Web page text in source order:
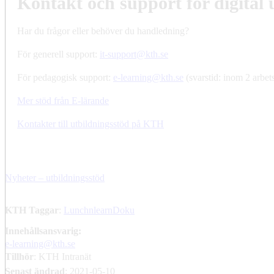
Har du frågor eller behöver du handledning?
För generell support: it-support@kth.se
För pedagogisk support: e-learning@kth.se (svarstid: inom 2
Mer stöd från E-lärande
Kontakter till utbildningsstöd på KTH
Nyheter – utbildningsstöd
KTH Taggar
LunchnlearnDoku
Innehållsansvarig:
e-learning@kth.se
Tillhör
: KTH Intranät
Senast ändrad
2021-05-10